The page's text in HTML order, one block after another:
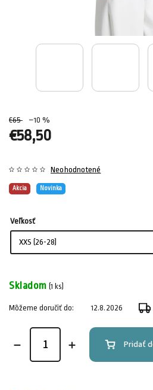
€65 –10 %
€58,50
Akcia Novinka
Neohodnotené
Veľkosť
Skladom (1 ks)
Môžeme doručiť do: 12.8.2026
Pridať